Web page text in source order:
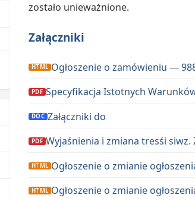
zostało unieważnione.
Załączniki
Ogłosze­nie o zamówie­niu —
Specy­fikac­ja Istot­nych
Załączni­ki do
Wyjaśnienia i zmi­ana tresśi
Ogłosze­nie o zmi­an­ie
Ogłosze­nie o zmi­an­ie